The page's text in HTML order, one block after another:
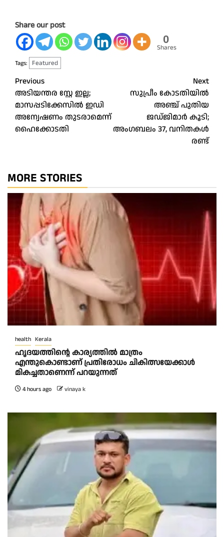
Share our post
0
Shares
Tags: Featured
Post
navigation
Previous
അടിയന്തര സ്റ്റേ ഇല്ല;
മാസപ്പടിക്കേസിൽ ഇഡി
അന്വേഷണം തുടരാമെന്ന്
ഹൈക്കോടതി
Next
സുപ്രീം കോടതിയിൽ
അഞ്ച് പുതിയ
ജഡ്ജിമാർ കൂടി;
അംഗബലം 37, വനിതകൾ
രണ്ട്
MORE STORIES
health Kerala
ഹൃദയത്തിന്റെ കാര്യത്തിൽ മാത്രം
എന്തുകൊണ്ടാണ് പ്രതിരോധം ചികിത്സയേക്കാൾ
മികച്ചതാണെന്ന് പറയുന്നത്
4 hours ago vinaya k